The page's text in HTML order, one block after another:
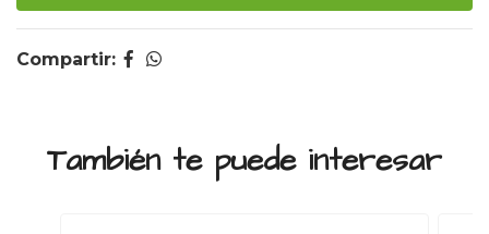
Compartir:
También te puede interesar